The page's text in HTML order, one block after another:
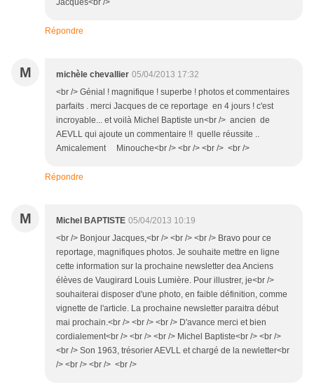
Jacques<br />
Répondre
M michèle chevallier 05/04/2013 17:32
<br /> Génial ! magnifique ! superbe ! photos et commentaires
parfaits . merci Jacques de ce reportage en 4 jours ! c'est
incroyable... et voilà Michel Baptiste un<br /> ancien de
AEVLL qui ajoute un commentaire !! quelle réussite ..
Amicalement Minouche<br /> <br /> <br /> <br />
Répondre
M Michel BAPTISTE 05/04/2013 10:19
<br /> Bonjour Jacques,<br /> <br /> <br /> Bravo pour ce
reportage, magnifiques photos. Je souhaite mettre en ligne
cette information sur la prochaine newsletter dea Anciens
élèves de Vaugirard Louis Lumière. Pour illustrer, je<br />
souhaiterai disposer d'une photo, en faible définition, comme
vignette de l'article. La prochaine newsletter paraitra début
mai prochain.<br /> <br /> <br /> D'avance merci et bien
cordialement<br /> <br /> <br /> Michel Baptiste<br /> <br />
<br /> Son 1963, trésorier AEVLL et chargé de la newletter<br
/> <br /> <br /> <br />